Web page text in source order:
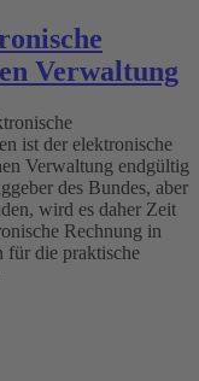
Verwaltung
ist der elektronische
Verwaltung endgültig
des Bundes, aber
wird es daher Zeit
Rechnung in
für die praktische